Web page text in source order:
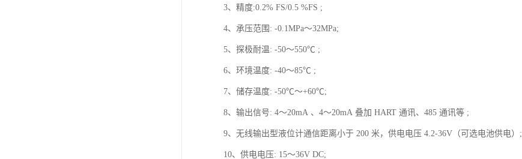
3、精度:0.2% FS/0.5 %FS ;
4、承压范围: -0.1MPa～32MPa;
5、探极耐温: -50～550℃ ;
6、环境温度: -40～85℃ ;
7、储存温度: -50℃～+60℃;
8、输出信号: 4～20mA 、4～20mA 叠加 HART 通讯、485 通讯等 ;
9、无线输出型液位计通信距离小于 200 米，供电电压 4.2-36V（可选电池供电）;
10、供电电压: 15～36V DC;